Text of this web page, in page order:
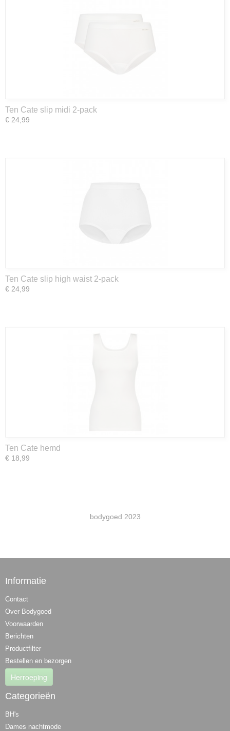
Ten Cate slip midi 2-pack
€ 24,99
Ten Cate slip high waist 2-pack
€ 24,99
Ten Cate hemd
€ 18,99
bodygoed 2023
Informatie
Contact
Over Bodygoed
Voorwaarden
Berichten
Productfilter
Bestellen en bezorgen
Herroeping
Categorieën
BH's
Dames nachtmode